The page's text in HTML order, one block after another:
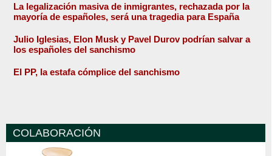
La legalización masiva de inmigrantes, rechazada por la
mayoría de españoles, será una tragedia para España
Julio Iglesias, Elon Musk y Pavel Durov podrían salvar a
los españoles del sanchismo
El PP, la estafa cómplice del sanchismo
COLABORACIÓN